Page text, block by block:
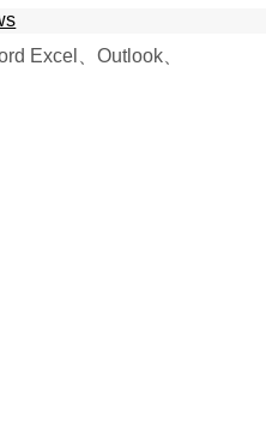
Excel、Outlook、